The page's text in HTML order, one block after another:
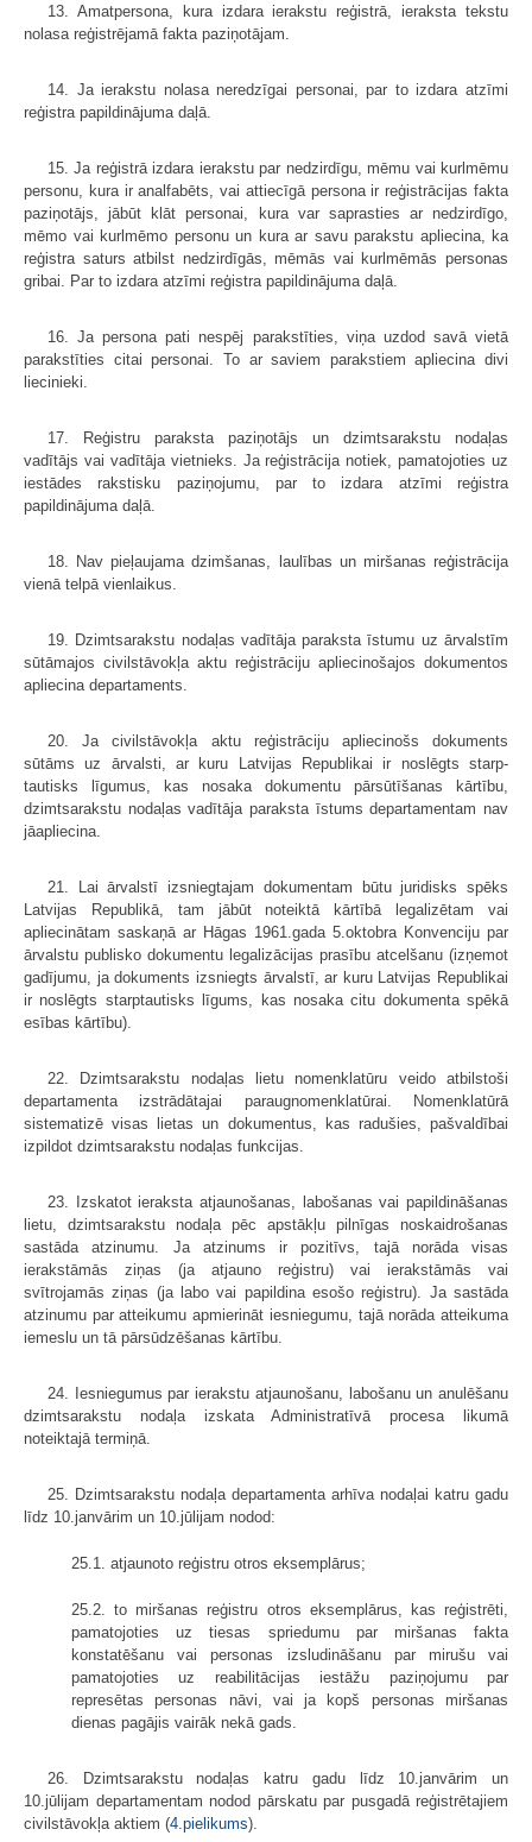
13. Amatpersona, kura izdara ierakstu reģistrā, ieraksta tekstu
nolasa reģistrējamā fakta paziņotājam.
14. Ja ierakstu nolasa neredzīgai personai, par to izdara atzīmi
reģistra papildinājuma daļā.
15. Ja reģistrā izdara ierakstu par nedzirdīgu, mēmu vai kurlmēmu
personu, kura ir analfabēts, vai attiecīgā persona ir reģistrācijas fakta
paziņotājs, jābūt klāt personai, kura var saprasties ar nedzirdīgo,
mēmo vai kurlmēmo personu un kura ar savu parakstu apliecina, ka
reģistra saturs atbilst nedzirdīgās, mēmās vai kurlmēmās personas
gribai. Par to izdara atzīmi reģistra papildinā­juma daļā.
16. Ja persona pati nespēj parakstīties, viņa uzdod savā vietā
parakstīties citai personai. To ar saviem parakstiem apliecina divi
liecinieki.
17. Reģistru paraksta paziņotājs un dzimtsarakstu nodaļas
vadītājs vai vadītāja vietnieks. Ja reģistrācija notiek, pamatojoties uz
iestādes rakstisku paziņojumu, par to izdara atzīmi reģistra
papildinājuma daļā.
18. Nav pieļaujama dzimšanas, laulības un miršanas reģistrācija
vienā telpā vienlaikus.
19. Dzimtsarakstu nodaļas vadītāja paraksta īstumu uz ārvalstīm
sūtāmajos civilstāvokļa aktu reģistrāciju apliecinošajos dokumentos
apliecina departaments.
20. Ja civilstāvokļa aktu reģistrāciju apliecinošs dokuments
sūtāms uz ārvalsti, ar kuru Latvijas Republikai ir noslēgts starp­
tautisks līgumus, kas nosaka dokumentu pārsūtīšanas kārtību,
dzimtsarakstu nodaļas vadītāja paraksta īstums departamentam nav
jāapliecina.
21. Lai ārvalstī izsniegtajam dokumentam būtu juridisks spēks
Latvijas Republikā, tam jābūt noteiktā kārtībā legalizētam vai
apliecinātam saskaņā ar Hāgas 1961.gada 5.oktobra Konvenciju par
ārvalstu publisko dokumentu legali­zācijas prasību atcelšanu (izņemot
gadījumu, ja dokuments izsniegts ārvalstī, ar kuru Latvijas Republikai
ir noslēgts starptautisks līgums, kas nosaka citu dokumenta spēkā
esības kārtību).
22. Dzimtsarakstu nodaļas lietu nomenklatūru veido atbilstoši
departamen­ta izstrādātajai paraugnomenklatūrai. Nomenklatūrā
sistematizē visas lietas un dokumentus, kas radušies, pašvaldībai
izpildot dzimtsarakstu nodaļas funkcijas.
23. Izskatot ieraksta atjaunošanas, labošanas vai papildināšanas
lietu, dzimtsarakstu nodaļa pēc apstākļu pilnīgas noskaidrošanas
sastāda atzinumu. Ja atzinums ir pozitīvs, tajā norāda visas
ierakstāmās ziņas (ja atjauno reģistru) vai ierakstāmās vai
svītrojamās ziņas (ja labo vai papildina esošo reģistru). Ja sastāda
atzinumu par atteikumu apmierināt iesniegumu, tajā norāda atteikuma
iemeslu un tā pārsūdzēšanas kārtību.
24. Iesniegumus par ierakstu atjaunošanu, labošanu un anulēšanu
dzimtsarakstu nodaļa izskata Administratīvā procesa likumā
noteiktajā termiņā.
25. Dzimtsarakstu nodaļa departamenta arhīva nodaļai katru gadu
līdz 10.janvārim un 10.jūlijam nodod:
25.1. atjaunoto reģistru otros eksemplārus;
25.2. to miršanas reģistru otros eksemplārus, kas reģistrēti,
pamatojoties uz tiesas spriedumu par miršanas fakta
konstatēšanu vai personas izsludināšanu par mirušu vai
pamatojoties uz reabilitācijas iestāžu paziņojumu par
represētas personas nāvi, vai ja kopš personas miršanas
dienas pagājis vairāk nekā gads.
26. Dzimtsarakstu nodaļas katru gadu līdz 10.janvārim un
10.jūlijam departamentam nodod pārskatu par pusgadā reģistrētajiem
civilstāvokļa aktiem (4.pielikums).